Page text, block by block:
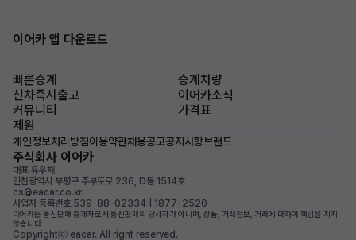
이어카 앱 다운로드
빠른승계
승계차량
신차즉시출고
이어카소식
커뮤니티
가격표
제원
개인정보처리방침이용약관채용공고공지사항브랜드
주식회사 이어카
대표 유우재
인천광역시 부평구 주부토로 236, D동 1514호
cs@eacar.co.kr
사업자 등록번호 539-88-02334 | 1877-2520
이어카는 통신판매 중개자로서 통신판매의 당사자가 아니며, 상품, 거래정보, 거래에 대하여 책임을 지지
않습니다.
Copyrightⓒ eacar. All right reserved.